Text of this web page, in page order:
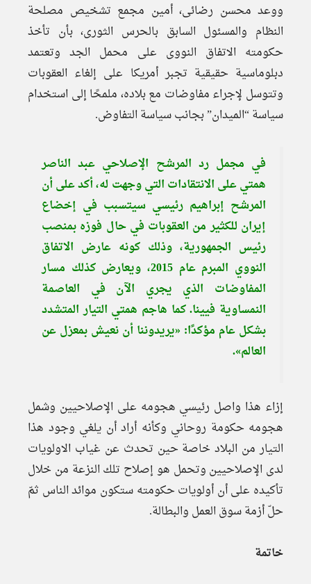
ووعد محسن رضائى، أمين مجمع تشخيص مصلحة
النظام والمسئول السابق بالحرس الثورى، بأن تأخذ
حكومته الاتفاق النووى على محمل الجد وتعتمد
دبلوماسية حقيقية تجبر أمريكا على إلغاء العقوبات
وتتوسل لإجراء مفاوضات مع بلاده، ملمحًا إلى استخدام
سياسة “الميدان” بجانب سياسة التفاوض.
في مجمل رد المرشح الإصلاحي عبد الناصر
همتي على الانتقادات التي وجهت له، أكد على أن
المرشح إبراهيم رئيسي سيتسبب في إخضاع
إيران للكثير من العقوبات في حال فوزه بمنصب
رئيس الجمهورية، وذلك كونه عارض الاتفاق
النووي المبرم عام 2015، ويعارض كذلك مسار
المفاوضات الذي يجري الآن في العاصمة
النمساوية فيينا. كما هاجم همتي التيار المتشدد
بشكل عام مؤكدًا: «يريدوننا أن نعيش بمعزل عن
العالم».
إزاء هذا واصل رئيسي هجومه على الإصلاحيين وشمل
هجومه حكومة روحاني وكأنه أراد أن يلغي وجود هذا
التيار من البلاد خاصة حين تحدث عن غياب الاولويات
لدى الإصلاحيين وتحمل هو إصلاح تلك النزعة من خلال
تأكيده على أن أولويات حكومته ستكون موائد الناس ثمّ
حلّ أزمة سوق العمل والبطالة.
خاتمة